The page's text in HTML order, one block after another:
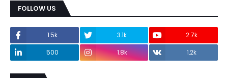
FOLLOW US
1.5k 3.1k
2.7k
500
1.8k 1.2k